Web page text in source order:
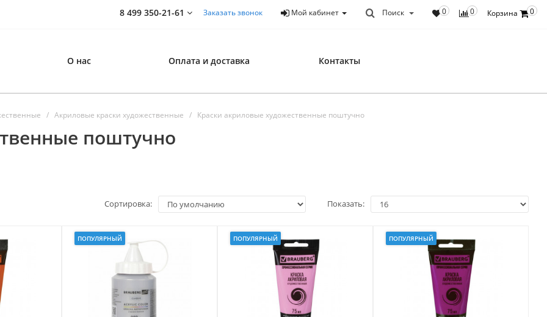
Корзина 0
0
0
Поиск
Мой кабинет
8 499 350-21-61 Заказать звонок
О нас Оплата и доставка Контакты
Акриловые краски художественные Краски акриловые художественные поштучно
поштучно
Показать:
Сортировка:
ПОПУЛЯРНЫЙ ПОПУЛЯРНЫЙ ПОПУЛЯРНЫЙ